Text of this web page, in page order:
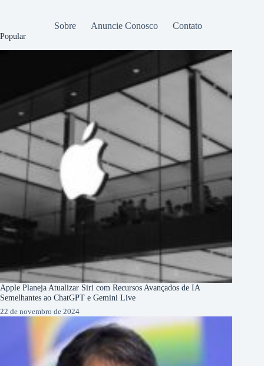
Sobre Anuncie Conosco Contato
Popular
Apple Planeja Atualizar Siri com Recursos Avançados de IA
Semelhantes ao ChatGPT e Gemini Live
22 de novembro de 2024